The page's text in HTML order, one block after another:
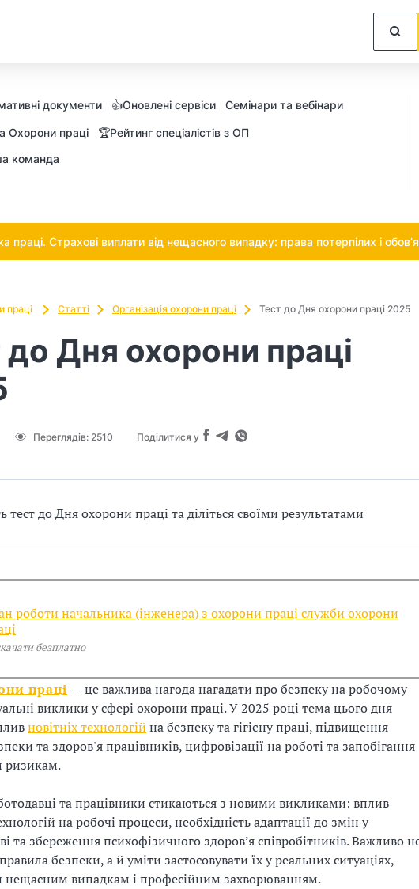
документи 👍Оновлені сервіси Семінари та вебінари
Охорони праці
🏆Рейтинг спеціалістів з ОП
команда
праці. Страхові виплати від нещасного випадку: права потерпілих і
праці Статті Організація охорони праці Тест до Дня охорони праці 2025
до Дня охорони праці
Переглядів: 2510 Поділитися у
тест до Дня охорони праці та діліться своїми результатами
роботи начальника (інженера) з охорони праці служби охорони
безплатно
праці — це важлива нагода нагадати про безпеку на робочому
виклики у сфері охорони праці. У 2025 році тема цього дня
новітніх технологій на безпеку та гігієну праці, підвищення
та здоров'я працівників, цифровізації на роботі та запобігання
ризикам.
та працівники стикаються з новими викликами: вплив
на робочі процеси, необхідність адаптації до змін у
та збереження психофізичного здоров’я співробітників. Важливо
безпеки, а й уміти застосовувати їх у реальних ситуаціях,
нещасним випадкам і професійним захворюванням.